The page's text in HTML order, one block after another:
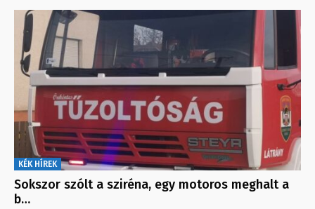
KÉK HÍREK
Sokszor szólt a sziréna, egy motoros meghalt a
b…